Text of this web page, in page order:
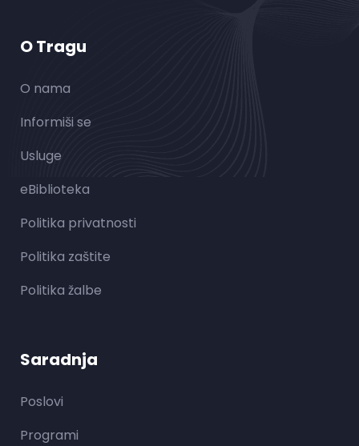
O Tragu
O nama
Informiši se
Usluge
eBiblioteka
Politika privatnosti
Politika zaštite
Politika žalbe
Saradnja
Poslovi
Programi